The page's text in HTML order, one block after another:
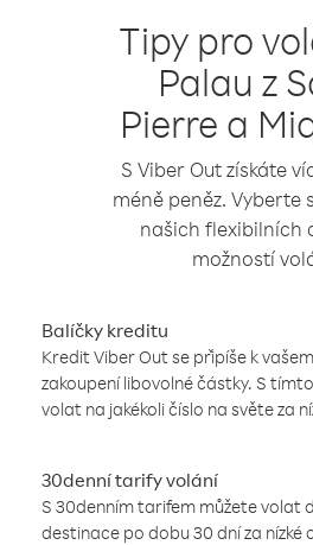
Tipy pro
Palau z
Pierre a
S Viber Out získáte
méně peněz. Vyberte
našich flexibilních
možností
Balíčky kreditu
Kredit Viber Out se připíše k
zakoupení libovolné částky. S
volat na jakékoli číslo na světe za
30denní tarify volání
S 30denním tarifem můžete volat
destinace po dobu 30 dní za nízké